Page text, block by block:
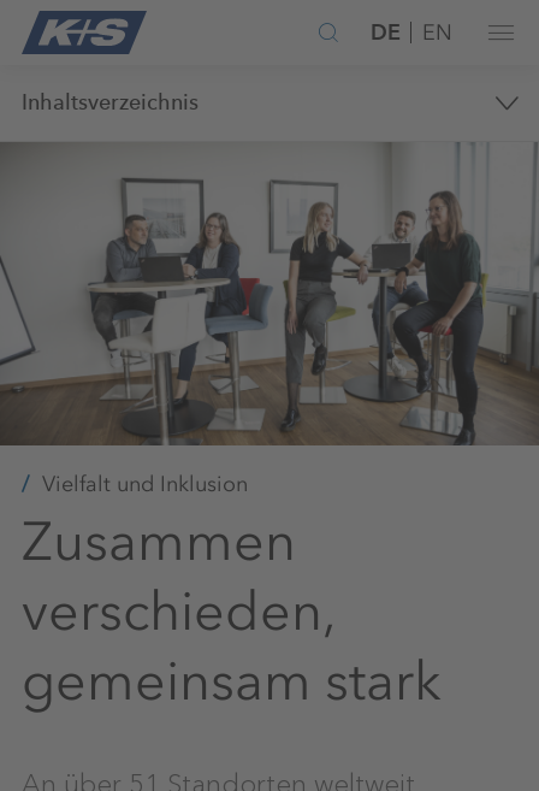
DE EN
Vielfalt und Inklusion
Zusammen
verschieden,
gemeinsam stark
Inhaltsverzeichnis
An über 51 Standorten weltweit